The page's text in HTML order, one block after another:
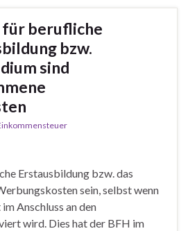
berufliche
bzw.
sind
Erstausbildung bzw. das
sein, selbst wenn
Anschluss an den
wird. Dies hat der BFH im